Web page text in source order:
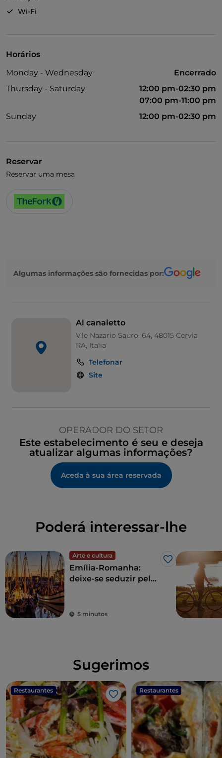
Wi-Fi
Horários
Monday - Wednesday
Encerrado
Thursday - Saturday
12:00 pm-02:30 pm
07:00 pm-11:00 pm
Sunday
12:00 pm-02:30 pm
Reservar
Reservar uma mesa
Algumas informações são fornecidas por:
Al canaletto
V.le Nazario Sauro, 64, 48015 Cervia
RA, Italia
Telefonar
Site
OPERADOR DO SETOR
Este estabelecimento é seu e deseja
atualizar algumas informações?
Aceda à sua área reservada
Poderá interessar-lhe
Arte e cultura
Gosto
Emília-Romanha:
deixe-se seduzir pela
pela boa comida
5 minutos
Sugerimos
Restaurantes
Gosto
Restaurantes